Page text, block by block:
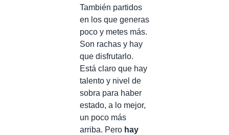
También partidos
en los que generas
poco y metes más.
Son rachas y hay
que disfrutarlo.
Está claro que hay
talento y nivel de
sobra para haber
estado, a lo mejor,
un poco más
arriba. Pero hay